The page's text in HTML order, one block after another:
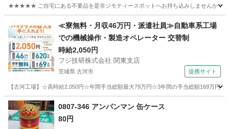
★★★★★ ご自宅にある不要品を是非ジモティースポットへお持ち込みしませんか？
その他 現地
≪寮無料・月収46万円・派遣社員≫自動車系工場
での機械操作・製造オペレーター 交替制
時給2,050円
フジ技研株式会社 関東支店
茨城県 古河市 提携サイト
【古河工場】☆高時給2,050円☆年間手当総額最大79万円☆3年間の手当総額169万円
茨城 古河市
0807-346 アンパンマン 缶ケース
80円